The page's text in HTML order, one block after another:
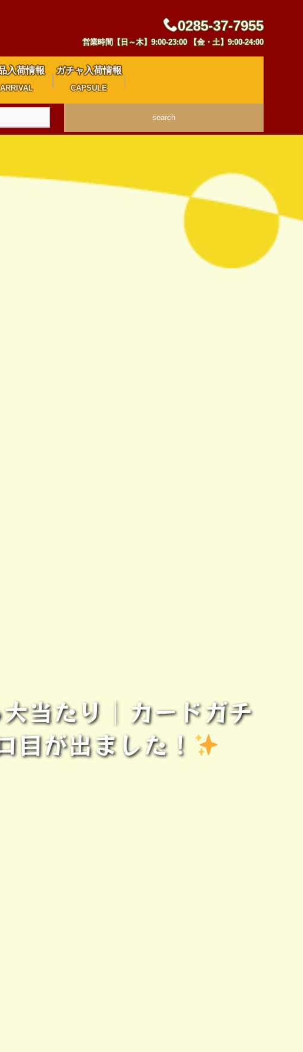
0285-37-7955
営業時間【日～木】9:00-23:00 【金・土】9:00-24:00
入荷情報
ARRIVAL
ガチャ入荷情報
CAPSULE
search
当たり│カードガチ
目が出ました！